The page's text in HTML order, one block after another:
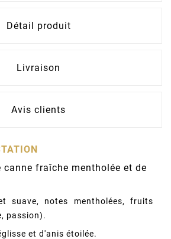
Détail produit
Livraison
Avis clients
canne fraîche mentholée et de
suave, notes mentholées, fruits
passion).
et d'anis étoilée.